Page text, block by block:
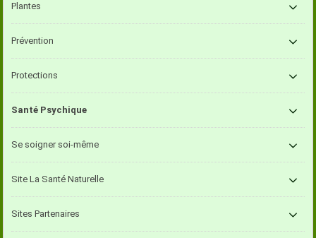
Plantes
Prévention
Protections
Santé Psychique
Se soigner soi-même
Site La Santé Naturelle
Sites Partenaires